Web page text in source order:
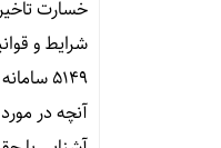
خسارت
شرایط و
۵۱۴۹ سامانه صدای مسافر راه آهن
آنچه در